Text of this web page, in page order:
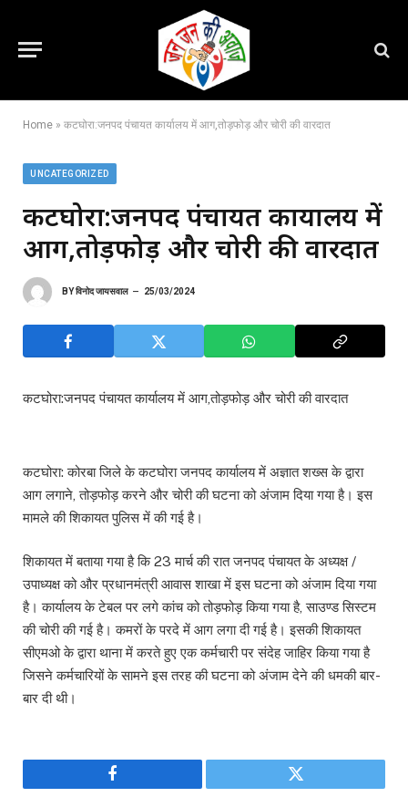
Home » कटघोरा:जनपद पंचायत कार्यालय में आग,तोड़फोड़ और चोरी की वारदात
UNCATEGORIZED
कटघोरा:जनपद पंचायत कार्यालय में
आग,तोड़फोड़ और चोरी की वारदात
BYविनोद जायसवाल 25/03/2024
कटघोरा:जनपद पंचायत कार्यालय में आग,तोड़फोड़ और चोरी की वारदात
कटघोरा: कोरबा जिले के कटघोरा जनपद कार्यालय में अज्ञात शख्स के द्वारा
आग लगाने, तोड़फोड़ करने और चोरी की घटना को अंजाम दिया गया है। इस
मामले की शिकायत पुलिस में की गई है।
शिकायत में बताया गया है कि 23 मार्च की रात जनपद पंचायत के अध्यक्ष /
उपाध्यक्ष को और प्रधानमंत्री आवास शाखा में इस घटना को अंजाम दिया गया
है। कार्यालय के टेबल पर लगे कांच को तोड़फोड़ किया गया है, साउण्ड सिस्टम
की चोरी की गई है। कमरों के परदे में आग लगा दी गई है। इसकी शिकायत
सीएमओ के द्वारा थाना में करते हुए एक कर्मचारी पर संदेह जाहिर किया गया है
जिसने कर्मचारियों के सामने इस तरह की घटना को अंजाम देने की धमकी बार-
बार दी थी।
Facebook Twitter